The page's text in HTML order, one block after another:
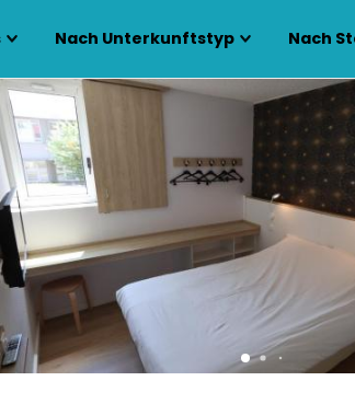
Nach Unterkunftstyp Nach